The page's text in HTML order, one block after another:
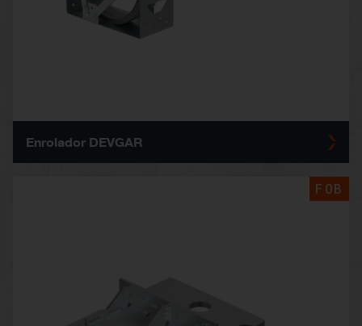
Enrolador DEVGAR
FOB